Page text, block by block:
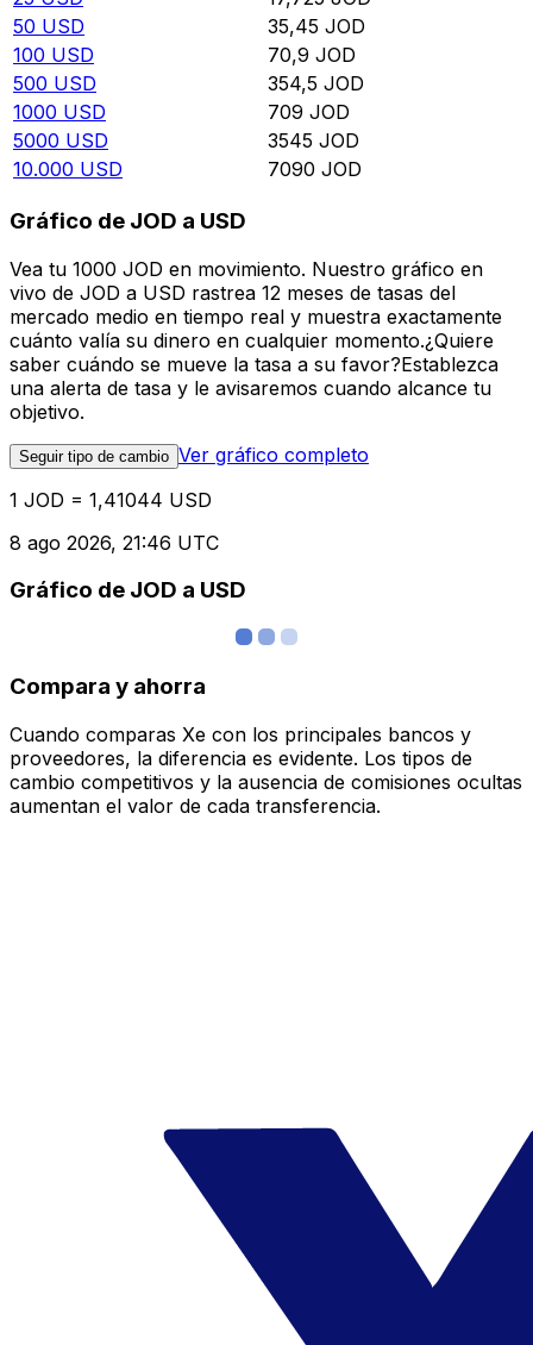
50 USD 35,45 JOD
100 USD 70,9 JOD
500 USD 354,5 JOD
1000 USD 709 JOD
5000 USD 3545 JOD
10.000 USD 7090 JOD
Gráfico de JOD a USD
Vea tu 1000 JOD en movimiento. Nuestro gráfico en
vivo de JOD a USD rastrea 12 meses de tasas del
mercado medio en tiempo real y muestra exactamente
cuánto valía su dinero en cualquier momento.¿Quiere
saber cuándo se mueve la tasa a su favor?Establezca
una alerta de tasa y le avisaremos cuando alcance tu
objetivo.
Seguir tipo de cambio Ver gráfico completo
1 JOD = 1,41044 USD
8 ago 2026, 21:46 UTC
Gráfico de JOD a USD
Compara y ahorra
Cuando comparas Xe con los principales bancos y
proveedores, la diferencia es evidente. Los tipos de
cambio competitivos y la ausencia de comisiones ocultas
aumentan el valor de cada transferencia.